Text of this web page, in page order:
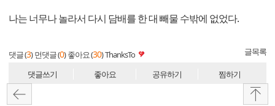
나는 너무나 놀라서 다시 담배를 한 대 빼물 수밖에 없었다.
댓글 (3) 먼댓글 (0) 좋아요 (30)ThanksTo 글목록
댓글쓰기 좋아요 공유하기 찜하기